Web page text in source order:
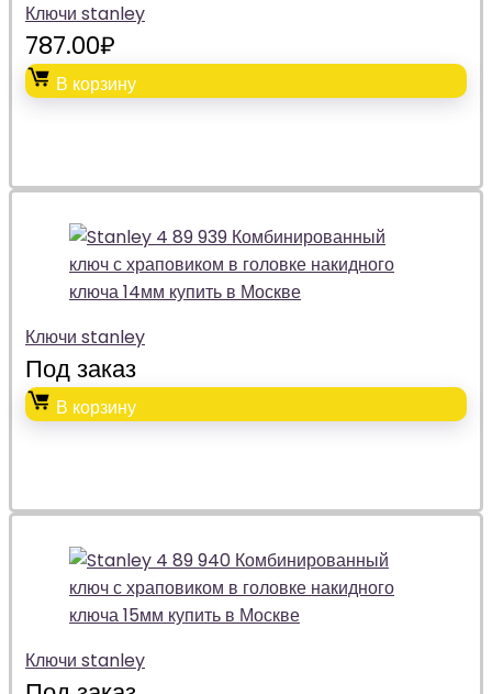
Ключи stanley
787.00₽
В корзину
Ключи stanley
Под заказ
В корзину
Ключи stanley